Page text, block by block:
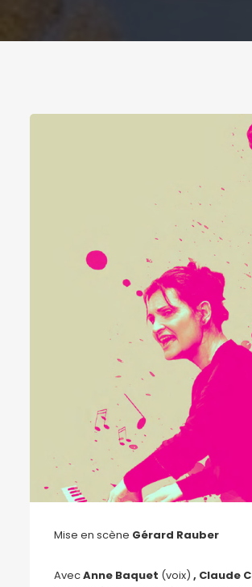
Mise en scène Gérard Rauber
AvecAnne Baquet (voix) , Claude